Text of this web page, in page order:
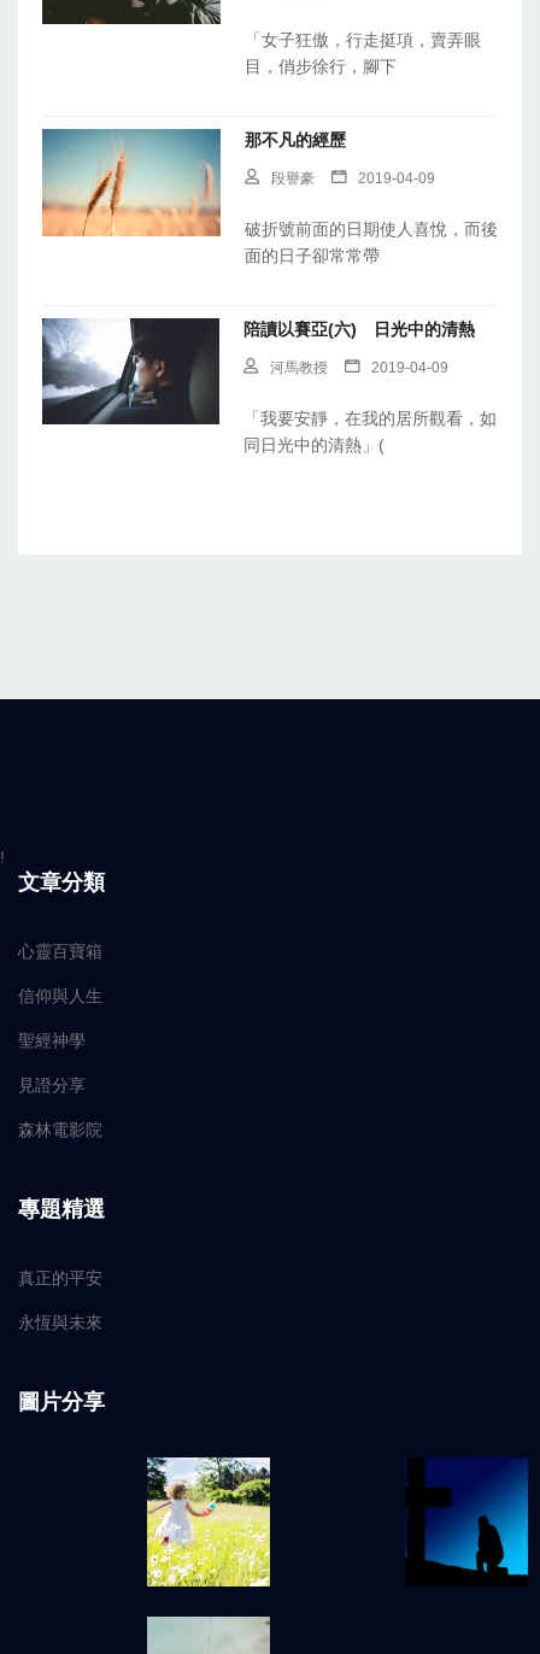
「女子狂傲，行走挺項，賣弄眼
目，俏步徐行，腳下
那不凡的經歷
段譽豪 2019-04-09
破折號前面的日期使人喜悅，而後
面的日子卻常常帶
陪讀以賽亞(六) 日光中的清熱
河馬教授 2019-04-09
「我要安靜，在我的居所觀看，如
同日光中的清熱」(
!
文章分類
心靈百寶箱
信仰與人生
聖經神學
見證分享
森林電影院
專題精選
真正的平安
永恆與未來
圖片分享